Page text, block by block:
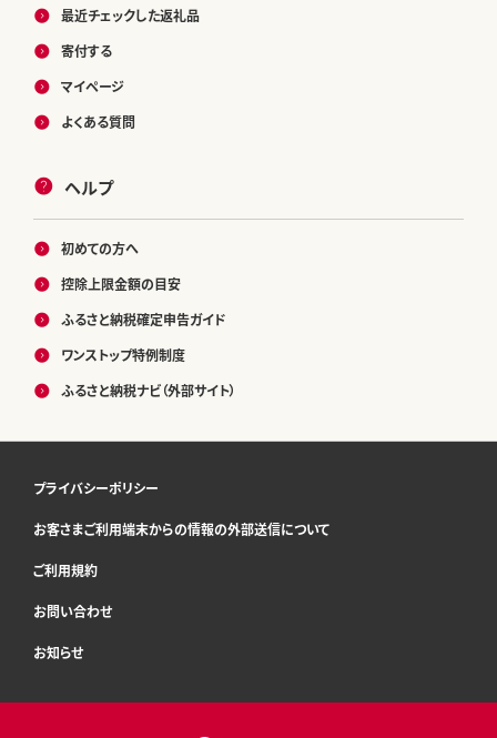
最近チェックした返礼品
寄付する
マイページ
よくある質問
ヘルプ
初めての方へ
控除上限金額の目安
ふるさと納税確定申告ガイド
ワンストップ特例制度
ふるさと納税ナビ（外部サイト）
プライバシーポリシー
お客さまご利用端末からの情報の外部送信について
ご利用規約
お問い合わせ
お知らせ